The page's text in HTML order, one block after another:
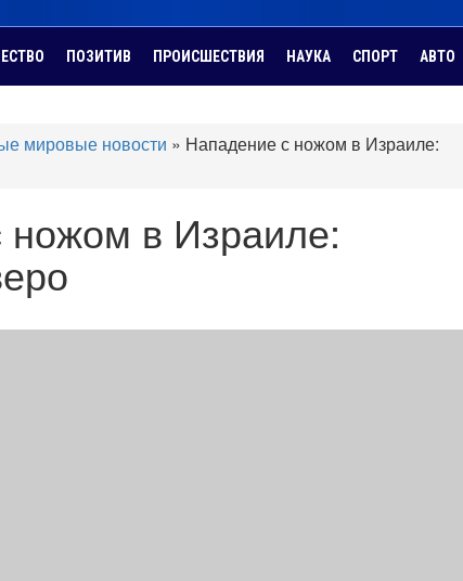
ПОЗИТИВ ПРОИСШЕСТВИЯ НАУКА СПОРТ АВТО
мировые новости » Нападение с ножом в Израиле:
в Израиле: